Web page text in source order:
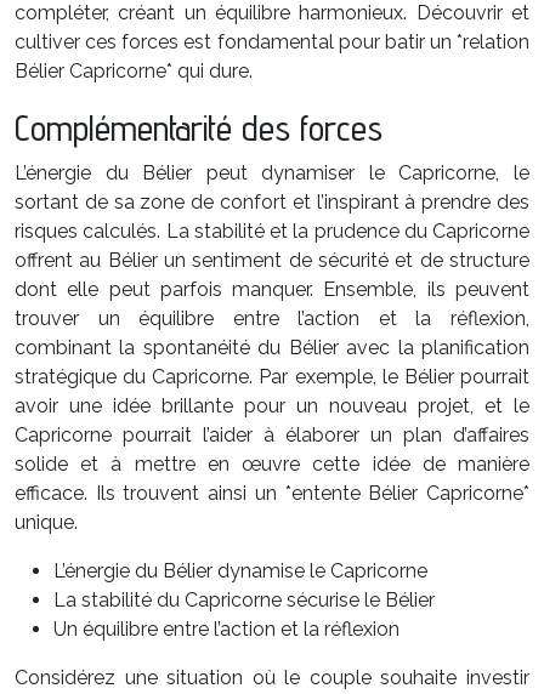
compléter, créant un équilibre harmonieux. Découvrir et
cultiver ces forces est fondamental pour batir un *relation
Bélier Capricorne* qui dure.
Complémentarité des forces
L’énergie du Bélier peut dynamiser le Capricorne, le
sortant de sa zone de confort et l’inspirant à prendre des
risques calculés. La stabilité et la prudence du Capricorne
offrent au Bélier un sentiment de sécurité et de structure
dont elle peut parfois manquer. Ensemble, ils peuvent
trouver un équilibre entre l’action et la réflexion,
combinant la spontanéité du Bélier avec la planification
stratégique du Capricorne. Par exemple, le Bélier pourrait
avoir une idée brillante pour un nouveau projet, et le
Capricorne pourrait l’aider à élaborer un plan d’affaires
solide et à mettre en œuvre cette idée de manière
efficace. Ils trouvent ainsi un *entente Bélier Capricorne*
unique.
L’énergie du Bélier dynamise le Capricorne
La stabilité du Capricorne sécurise le Bélier
Un équilibre entre l’action et la réflexion
Considérez une situation où le couple souhaite investir